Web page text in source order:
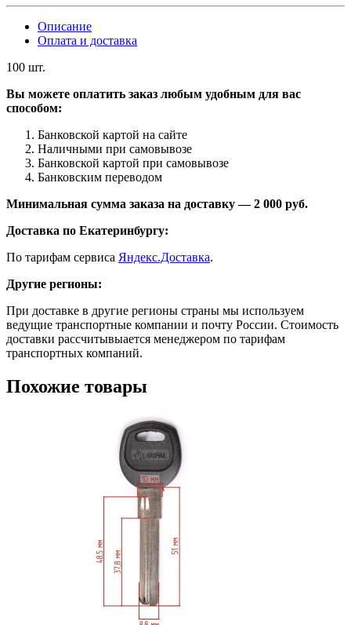
Описание
Оплата и доставка
100 шт.
Вы можете оплатить заказ любым удобным для вас
способом:
Банковской картой на сайте
Наличными при самовывозе
Банковской картой при самовывозе
Банковским переводом
Минимальная сумма заказа на доставку — 2 000 руб.
Доставка по Екатеринбургу:
По тарифам сервиса Яндекс.Доставка.
Другие регионы:
При доставке в другие регионы страны мы используем
ведущие транспортные компании и почту России. Стоимость
доставки рассчитывыается менеджером по тарифам
транспортных компаний.
Похожие товары